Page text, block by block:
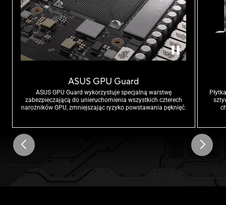
ASUS GPU Guard
ASUS GPU Guard wykorzystuje specjalną warstwę
zabezpieczającą do unieruchomienia wszystkich czterech
narożników GPU, zmniejszając ryzyko powstawania pęknięć.